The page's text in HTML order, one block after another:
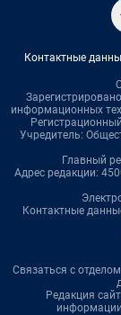
Контактные
информационных
Учредитель:
Главный
Адрес редакции:
Контактные
Связаться с
Редакция